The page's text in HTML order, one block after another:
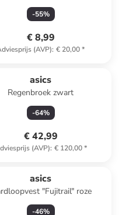
-55%
€ 8,99
(AVP): € 20,00*
asics
Regenbroek zwart
-64%
€ 42,99
(AVP): € 120,00*
asics
"Fujitrail" roze
-46%